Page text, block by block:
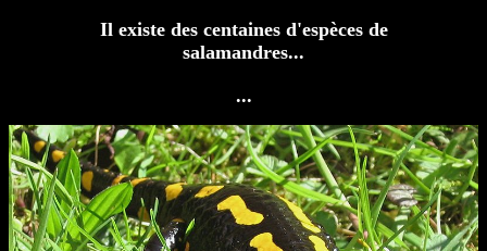
Il existe des centaines d'espèces de
salamandres...
...